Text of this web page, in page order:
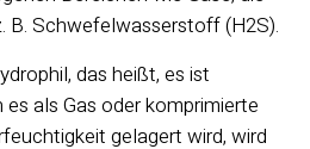
B. Schwefelwasserstoff (H2S).
das heißt, es ist
als Gas oder komprimierte
gelagert wird, wird